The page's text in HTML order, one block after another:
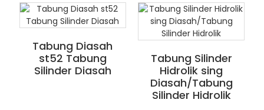
Tabung Diasah
st52 Tabung
Silinder Diasah
Tabung Silinder
Hidrolik sing
Diasah/Tabung
Silinder Hidrolik